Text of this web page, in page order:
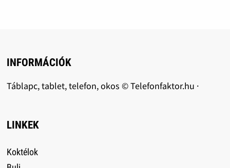
INFORMÁCIÓK
Táblapc, tablet, telefon, okos © Telefonfaktor.hu ·
LINKEK
Koktélok